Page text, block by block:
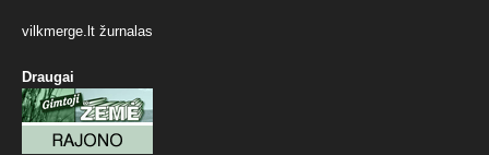
vilkmerge.lt žurnalas
Draugai